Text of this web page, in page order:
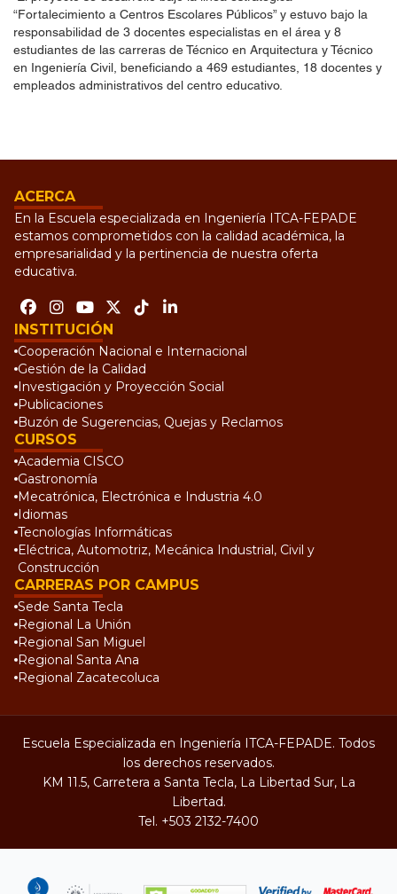
“Fortalecimiento a Centros Escolares Públicos” y estuvo bajo la
responsabilidad de 3 docentes especialistas en el área y 8
estudiantes de las carreras de Técnico en Arquitectura y Técnico
en Ingeniería Civil, beneficiando a 469 estudiantes, 18 docentes y
empleados administrativos del centro educativo.
ACERCA
En la Escuela especializada en Ingeniería ITCA-FEPADE
estamos comprometidos con la calidad académica, la
empresarialidad y la pertinencia de nuestra oferta
educativa.
INSTITUCIÓN
Cooperación Nacional e Internacional
Gestión de la Calidad
Investigación y Proyección Social
Publicaciones
Buzón de Sugerencias, Quejas y Reclamos
CURSOS
Academia CISCO
Gastronomía
Mecatrónica, Electrónica e Industria 4.0
Idiomas
Tecnologías Informáticas
Eléctrica, Automotriz, Mecánica Industrial, Civil y
Construcción
CARRERAS POR CAMPUS
Sede Santa Tecla
Regional La Unión
Regional San Miguel
Regional Santa Ana
Regional Zacatecoluca
Escuela Especializada en Ingeniería ITCA-FEPADE. Todos
los derechos reservados.
KM 11.5, Carretera a Santa Tecla, La Libertad Sur, La
Libertad.
Tel. +503 2132-7400